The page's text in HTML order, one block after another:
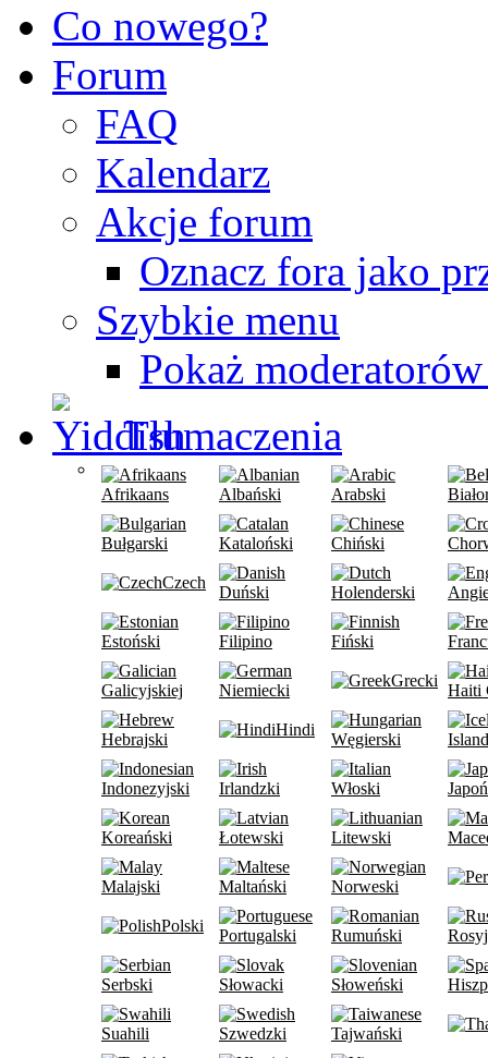
Co nowego?
Forum
FAQ
Kalendarz
Akcje forum
Oznacz fora jako
Szybkie menu
Pokaż
Tłumaczenia
Afrikaans Albański Arabski
Bułgarski Kataloński Chiński
Czech
Duński Holenderski
Estoński Filipino Fiński
Galicyjskiej Niemiecki
Grecki
Haiti
Hebrajski
Hindi
Węgierski
Indonezyjski Irlandzki Włoski
Koreański Łotewski Litewski
Malajski Maltański Norweski
Polski
Portugalski Rumuński
Serbski Słowacki Słoweński
Suahili Szwedzki Tajwański